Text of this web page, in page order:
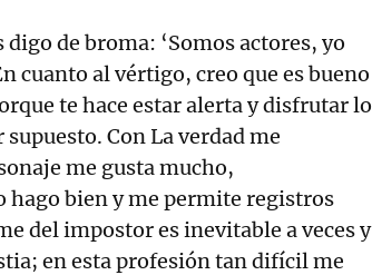
de broma: ‘Somos actores, yo
cuanto al vértigo, creo que es bueno
te hace estar alerta y disfrutar lo
Con La verdad me
me gusta mucho,
bien y me permite registros
del impostor es inevitable a veces y
en esta profesión tan difícil me